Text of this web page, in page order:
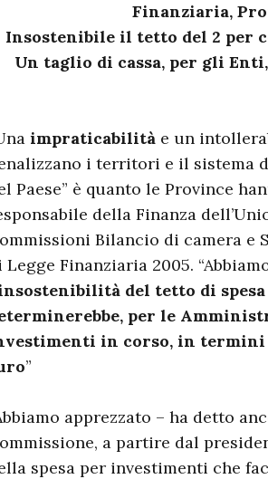
il tetto del 2 per
taglio di cassa, per gli
impraticabilità e un
i territori e il sistema
Paese” è quanto le Province
della Finanza
Bilancio di camera e
Legge Finanziaria 2005.
del tetto di
per le
in corso, in termini
”
apprezzato – ha detto
a partire dal
spesa per investimenti che